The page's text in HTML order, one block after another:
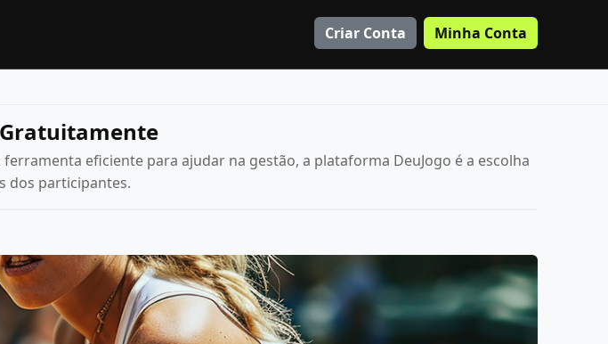
Criar Conta Minha Conta
Gratuitamente
eficiente para ajudar na gestão, a plataforma DeuJogo é a escolha
dos participantes.